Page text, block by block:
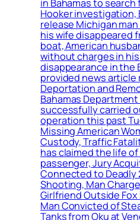
in Bahamas to
Hooker investigation,
release Michigan
his wife disappeared
boat, American
without charges in his
disappearance in the
provided news
Deportation and
Bahamas
successfully carried
operation this past
Missing American
Custody, Traffic
has claimed the life
passenger, Jury
Connected to Deadly
Shooting, Man
Girlfriend Outside
Man Convicted of
Tanks from Oku at